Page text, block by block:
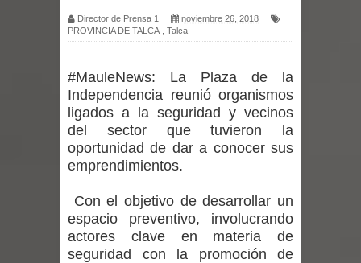
Alta positividad en influenza hace que
vacunarse
Mario Meza endurece críticas contra
ministra de Salud por dejar fuera a
Seremi de Desarrollo Social y Familia
mantiene despliegue para apoyar a
Director de Prensa 1
noviembre 26, 2018
PROVINCIA DE TALCA
Talca
#MauleNews: La Plaza de la
Independencia reunió organismos
ligados a la seguridad y vecinos
del sector que tuvieron la
oportunidad de dar a conocer sus
emprendimientos.
Con el objetivo de desarrollar un
espacio preventivo, involucrando
actores clave en materia de
seguridad con la promoción de